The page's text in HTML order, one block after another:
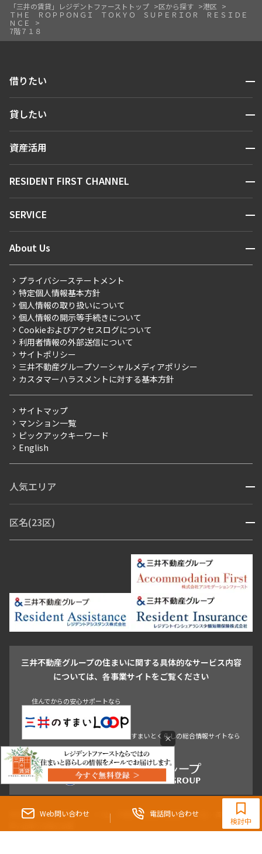
Web問い合わせ 電話問い合わせ
0120-321-364
9:30~18:00（水曜定休）
検討中
「三井の賃貸」レジデントファーストトップ 区から探す
港区
ＴＨＥ ＲＯＰＰＯＮＧＩ ＴＯＫＹＯ ＳＵＰＥＲＩＯＲ ＲＥＳＩＤＥ
ＮＣＥ
7階７１８
借りたい 開閉
人気エリアから探す
新着情報から探す
新着募集情報
こだわりから探す
こだわり一覧
プレミアムマンション
新築
当社限定（港区・渋谷区）
当社限定（港区・渋谷区以外）
三井不動産企画
賃料改定
フリーレント
ペット可
ブランドマンション
貸したい 開閉
お問い合わせ
資産活用 開閉
お問い合わせ
RESIDENT FIRST CHANNEL 開閉
マンションレポート
住まいのコラム
SERVICE 開閉
会員ページ
ご入居・提携サービス
お部屋探しからご契約まで
よくあるご質問
社宅紹介
【仲介会社様向け】当社仲介事業部取り扱い物件入居申込
About Us 開閉
会社情報
事業案内
採用情報
ニュースリリース
お問い合わせ
プライバシーステートメント
特定個人情報基本方針
個人情報の取り扱いについて
個人情報の開示等手続きについて
Cookieおよびアクセスログについて
利用者情報の外部送信について
サイトポリシー
三井不動産グループソーシャルメディアポリシー
カスタマーハラスメントに対する基本方針
サイトマップ
マンション一覧
ピックアックキーワード
English
人気エリア 開閉
青山・表参道・原宿
市ヶ谷・神楽坂・飯田橋
三田・芝・浜松町
月島・勝どき・豊洲
本郷・春日・小石川
新宿・代々木
目白・高田馬場・早稲田
池尻大橋・三軒茶屋
祐天寺・学芸大学・自由が丘
駒沢・用賀・二子玉川
成城・砧
池袋・板橋・王子
青山 渋谷 東京・大手町 新宿 品川
目黒・中目黒
区名(23区) 開閉
江東区 台東区 墨田区
中野区
練馬区 荒川区
足立区
葛飾区
江戸川区
三井不動産グループの住まいに関する具体的なサービス内容
については、各事業サイトをご覧ください
住んでからの安心サポートなら
東京都知事（3）第96482号 （一社） 不動産流通経営協会会員 （公社） 首都圏不動
×